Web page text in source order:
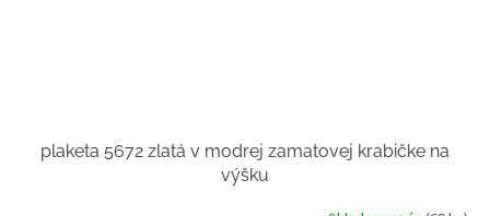
plaketa 5672 zlatá v modrej zamatovej krabičke na
výšku